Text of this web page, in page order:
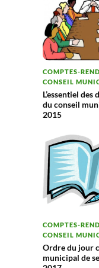
COMPTES-
CONSEIL
L’essentiel des
du conseil
2015
COMPTES-
CONSEIL
Ordre du jour
municipal de